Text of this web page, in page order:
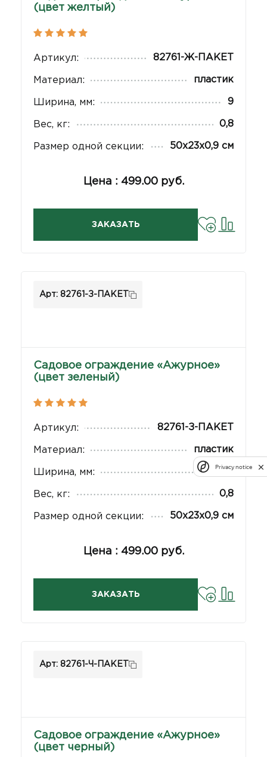
(цвет желтый)
Артикул: 82761-Ж-ПАКЕТ
Материал: пластик
Ширина, мм: 9
Вес, кг: 0,8
Размер одной секции: 50х23х0,9 см
Цена : 499.00 руб.
ЗАКАЗАТЬ
Арт: 82761-З-ПАКЕТ
Садовое ограждение «Ажурное»
(цвет зеленый)
Артикул: 82761-З-ПАКЕТ
Материал: пластик
Ширина, мм: 9
Вес, кг: 0,8
Размер одной секции: 50х23х0,9 см
Цена : 499.00 руб.
ЗАКАЗАТЬ
Арт: 82761-Ч-ПАКЕТ
Садовое ограждение «Ажурное»
(цвет черный)
Privacy notice